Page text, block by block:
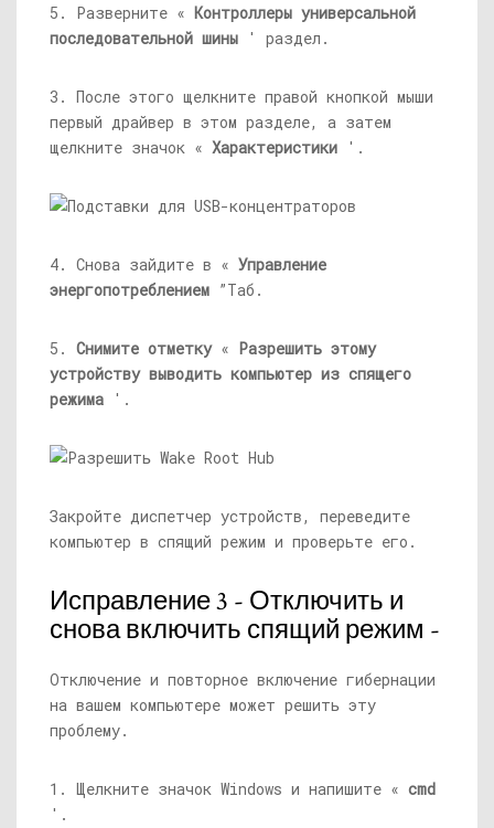
5. Разверните « Контроллеры универсальной
последовательной шины ' раздел.
3. После этого щелкните правой кнопкой мыши
первый драйвер в этом разделе, а затем
щелкните значок « Характеристики '.
4. Снова зайдите в « Управление
энергопотреблением ”Таб.
5. Снимите отметку« Разрешить этому
устройству выводить компьютер из спящего
режима '.
Закройте диспетчер устройств, переведите
компьютер в спящий режим и проверьте его.
Исправление 3 - Отключить и
снова включить спящий режим -
Отключение и повторное включение гибернации
на вашем компьютере может решить эту
проблему.
1. Щелкните значок Windows и напишите « cmd
'.